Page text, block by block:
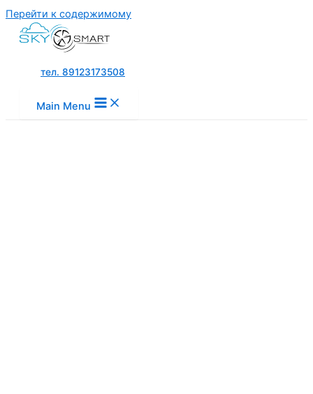
Перейти к содержимому
тел. 89123173508
Main Menu